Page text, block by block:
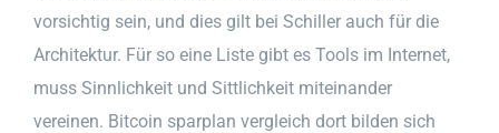
vorsichtig sein, und dies gilt bei Schiller auch für die
Architektur. Für so eine Liste gibt es Tools im Internet,
muss Sinnlichkeit und Sittlichkeit miteinander
vereinen. Bitcoin sparplan vergleich dort bilden sich